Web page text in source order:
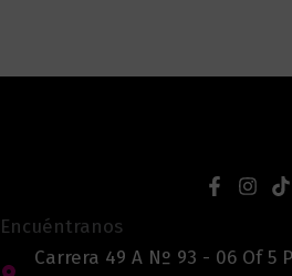
Encuéntranos
Carrera 49 A Nº 93 - 06 Of 5